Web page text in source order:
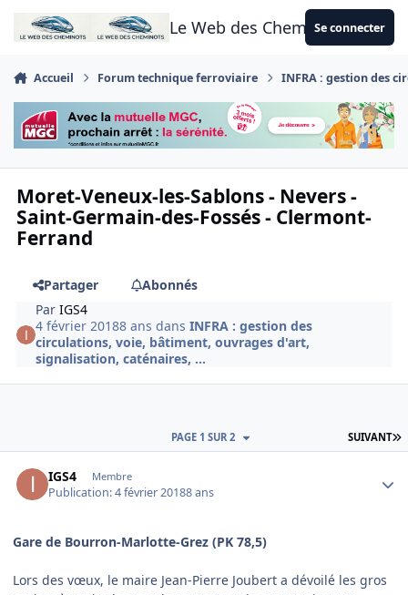
Aller au contenu
Le Web des CheminotsSe connecter
Accueil Forum technique ferroviaire INFRA : gestion des
Moret-Veneux-les-Sablons - Nevers -
Saint-Germain-des-Fossés - Clermont-
Ferrand
Partager
Abonnés
ParIGS4
4 février 20188 ans dansINFRA : gestion des
circulations, voie, bâtiment, ouvrages d'art,
signalisation, caténaires, ...
SUIVANT
PAGE 1 SUR 2
IGS4 Membre
Publication:4 février 20188 ans
Gare de Bourron-Marlotte-Grez (PK 78,5)
Lors des vœux, le maire Jean-Pierre Joubert a dévoilé les gros